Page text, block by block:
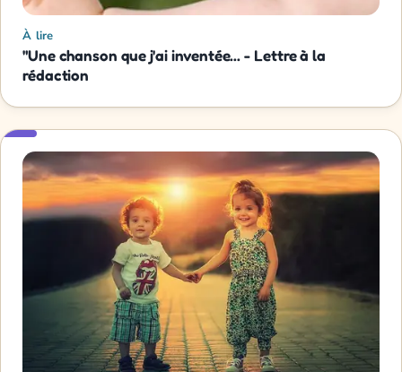
À lire
"Une chanson que j'ai inventée... - Lettre à la
rédaction